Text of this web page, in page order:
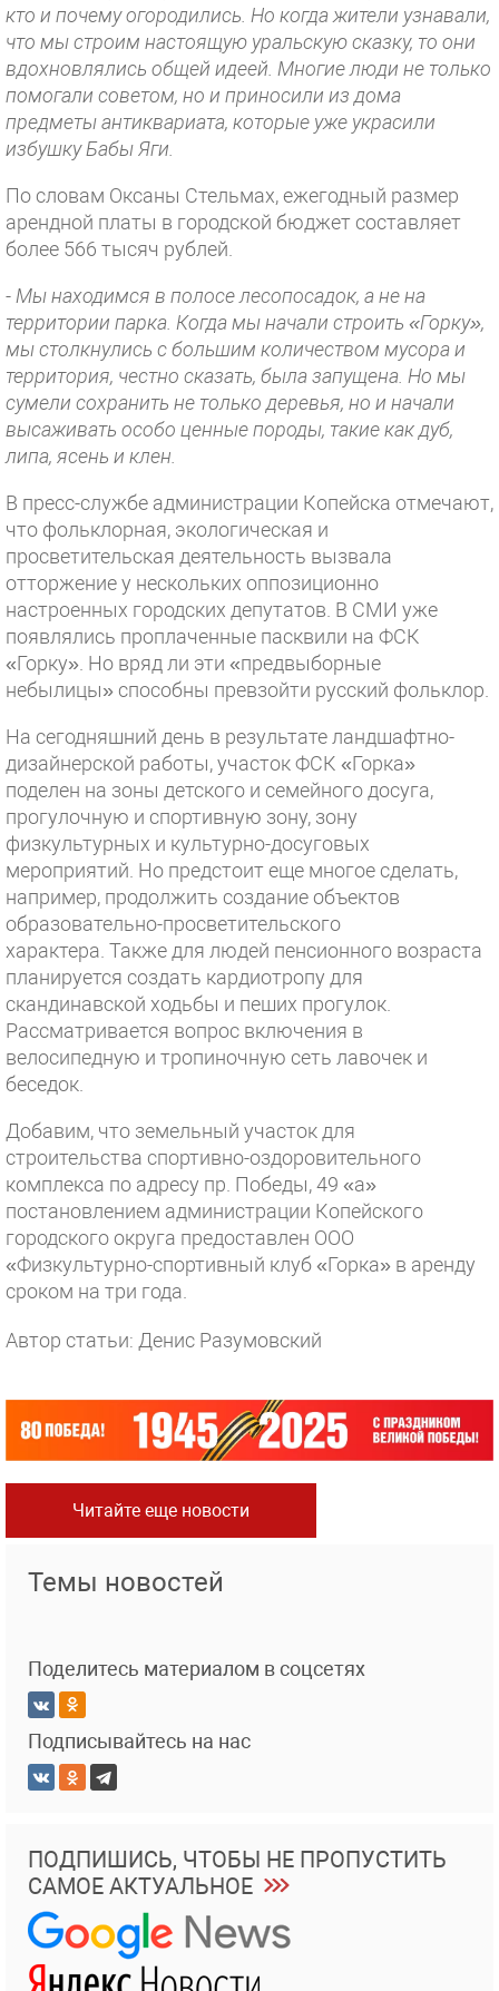
кто и почему огородились. Но когда жители узнавали,
что мы строим настоящую уральскую сказку, то они
вдохновлялись общей идеей. Многие люди не только
помогали советом, но и приносили из дома
предметы антиквариата, которые уже украсили
избушку Бабы Яги.
По словам Оксаны Стельмах, ежегодный размер
арендной платы в городской бюджет составляет
более 566 тысяч рублей.
- Мы находимся в полосе лесопосадок, а не на
территории парка. Когда мы начали строить «Горку»,
мы столкнулись с большим количеством мусора и
территория, честно сказать, была запущена. Но мы
сумели сохранить не только деревья, но и начали
высаживать особо ценные породы, такие как дуб,
липа, ясень и клен.
В пресс-службе администрации Копейска отмечают,
что фольклорная, экологическая и
просветительская деятельность вызвала
отторжение у нескольких оппозиционно
настроенных городских депутатов. В СМИ уже
появлялись проплаченные пасквили на ФСК
«Горку». Но вряд ли эти «предвыборные
небылицы» способны превзойти русский фольклор.
На сегодняшний день в результате ландшафтно-
дизайнерской работы, участок ФСК «Горка»
поделен на зоны детского и семейного досуга,
прогулочную и спортивную зону, зону
физкультурных и культурно-досуговых
мероприятий. Но предстоит еще многое сделать,
например, продолжить создание объектов
образовательно-просветительского
характера. Также для людей пенсионного возраста
планируется создать кардиотропу для
скандинавской ходьбы и пеших прогулок.
Рассматривается вопрос включения в
велосипедную и тропиночную сеть лавочек и
беседок.
Добавим, что земельный участок для
строительства спортивно-оздоровительного
комплекса по адресу пр. Победы, 49 «а»
постановлением администрации Копейского
городского округа предоставлен ООО
«Физкультурно-спортивный клуб «Горка» в аренду
сроком на три года.
Автор статьи: Денис Разумовский
Читайте еще новости
Темы новостей
Поделитесь материалом в соцсетях
Подписывайтесь на нас
ПОДПИШИСЬ, ЧТОБЫ НЕ ПРОПУСТИТЬ
САМОЕ АКТУАЛЬНОЕ